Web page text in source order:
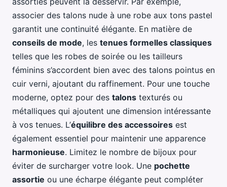
associer des talons nude à une robe aux tons pastel
garantit une continuité élégante. En matière de
conseils de mode, les tenues formelles classiques
telles que les robes de soirée ou les tailleurs
féminins s’accordent bien avec des talons pointus en
cuir verni, ajoutant du raffinement. Pour une touche
moderne, optez pour des talons texturés ou
métalliques qui ajoutent une dimension intéressante
à vos tenues. L’équilibre des accessoires est
également essentiel pour maintenir une apparence
harmonieuse. Limitez le nombre de bijoux pour
éviter de surcharger votre look. Une pochette
assortie ou une écharpe élégante peut compléter